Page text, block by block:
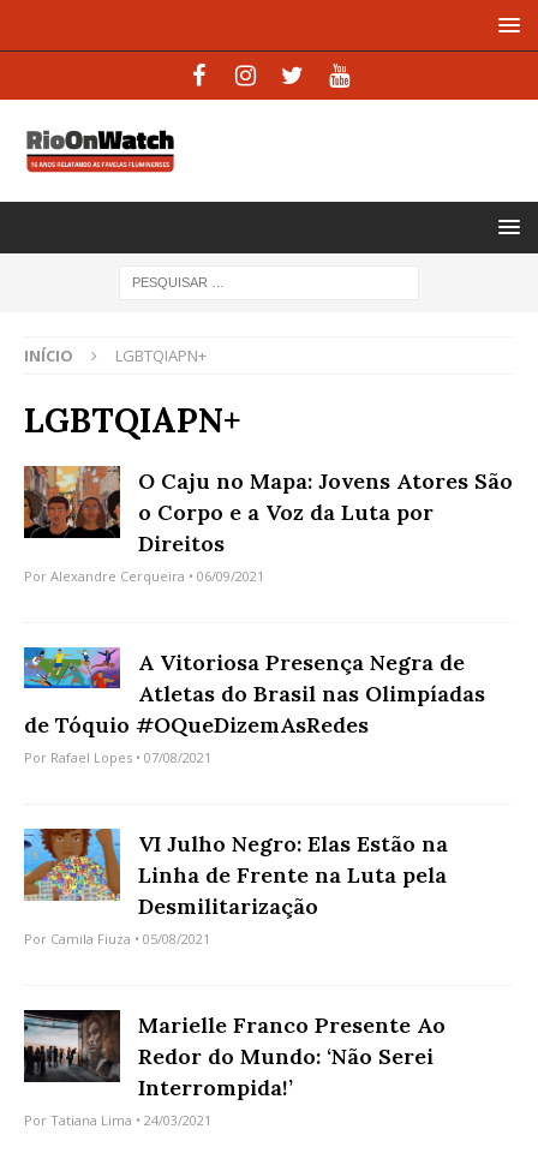
INÍCIO LGBTQIAPN+
LGBTQIAPN+
O Caju no Mapa: Jovens Atores São
o Corpo e a Voz da Luta por
Direitos
Por Alexandre Cerqueira • 06/09/2021
A Vitoriosa Presença Negra de
Atletas do Brasil nas Olimpíadas
de Tóquio #OQueDizemAsRedes
Por Rafael Lopes • 07/08/2021
VI Julho Negro: Elas Estão na
Linha de Frente na Luta pela
Desmilitarização
Por Camila Fiuza • 05/08/2021
Marielle Franco Presente Ao
Redor do Mundo: ‘Não Serei
Interrompida!’
Por Tatiana Lima • 24/03/2021